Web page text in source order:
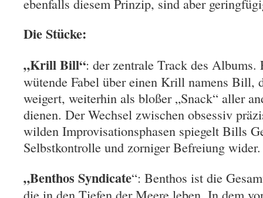
ebenfalls diesem Prinzip, sind aber
Die Stücke:
„Krill Bill“: der zentrale Track des Albums.
wütende Fabel über einen Krill namens Bill,
weigert, weiterhin als bloßer „Snack“ aller
dienen. Der Wechsel zwischen obsessiv
wilden Improvisationsphasen spiegelt Bills
Selbstkontrolle und zorniger Befreiung wider.
„Benthos Syndicate“: Benthos ist die
die in den Tiefen der Meere leben. In dem